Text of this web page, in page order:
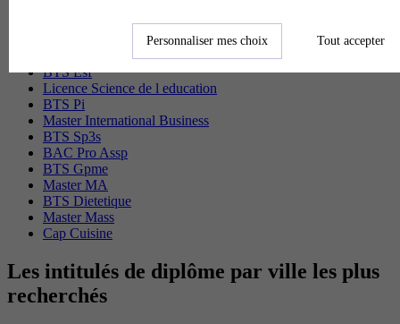
BTS Communication
BTS Esf
Licence Science de l education
BTS Pi
Master International Business
BTS Sp3s
BAC Pro Assp
BTS Gpme
Master MA
BTS Dietetique
Master Mass
Cap Cuisine
Les intitulés de diplôme par ville les plus
recherchés
Personnaliser mes choix Tout accepter